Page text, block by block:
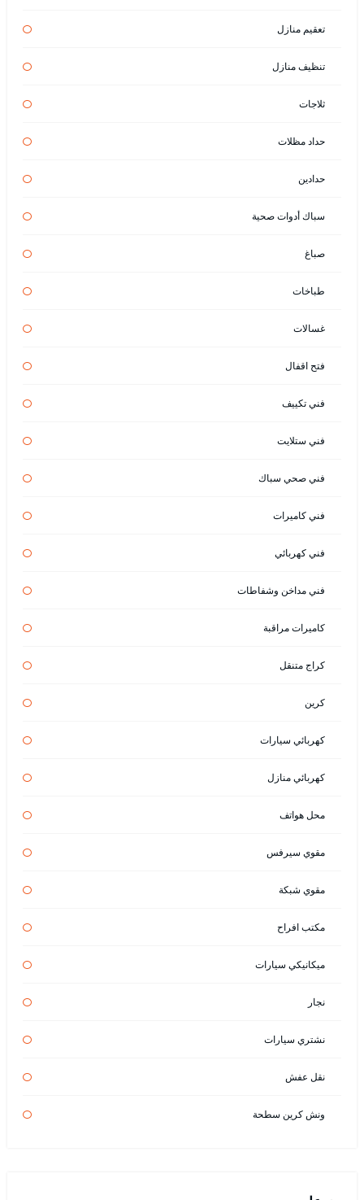
تعقيم منازل
تنظيف منازل
ثلاجات
حداد مظلات
حدادين
سباك أدوات صحية
صباغ
طباخات
غسالات
فتح اقفال
فني تكييف
فني ستلايت
فني صحي سباك
فني كاميرات
فني كهربائي
فني مداخن وشفاطات
كاميرات مراقبة
كراج متنقل
كرين
كهربائي سيارات
كهربائي منازل
محل هواتف
مقوي سيرفس
مقوي شبكة
مكتب افراح
ميكانيكي سيارات
نجار
نشتري سيارات
نقل عفش
ونش كرين سطحة